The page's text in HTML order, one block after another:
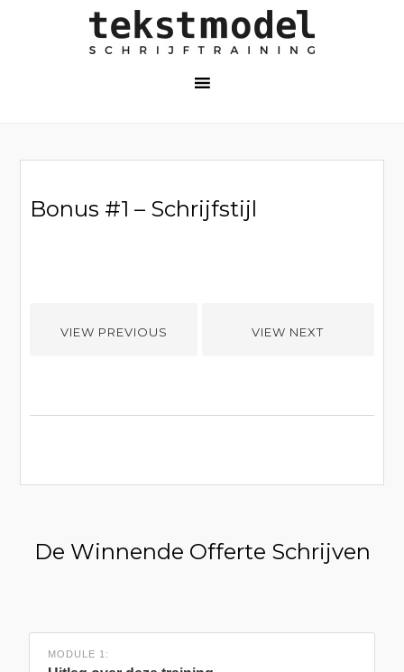
Bonus #1 – Schrijfstijl
VIEW PREVIOUS VIEW NEXT
De Winnende Offerte Schrijven
MODULE 1: